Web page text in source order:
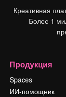
Креативная
Более 1
Продукция
Spaces
ИИ-помощник